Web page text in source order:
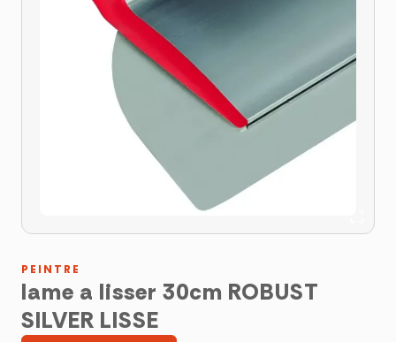
PEINTRE
lame a lisser 30cm ROBUST
SILVER LISSE